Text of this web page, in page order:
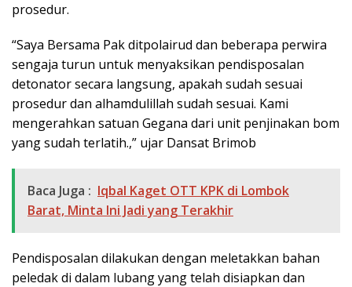
prosedur.
“Saya Bersama Pak ditpolairud dan beberapa perwira
sengaja turun untuk menyaksikan pendisposalan
detonator secara langsung, apakah sudah sesuai
prosedur dan alhamdulillah sudah sesuai. Kami
mengerahkan satuan Gegana dari unit penjinakan bom
yang sudah terlatih.,” ujar Dansat Brimob
Baca Juga : Iqbal Kaget OTT KPK di Lombok
Barat, Minta Ini Jadi yang Terakhir
Pendisposalan dilakukan dengan meletakkan bahan
peledak di dalam lubang yang telah disiapkan dan